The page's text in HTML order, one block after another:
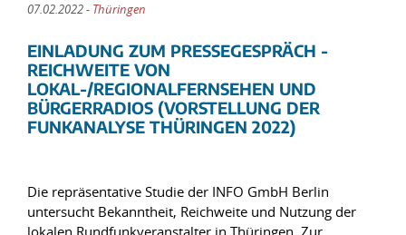
07.02.2022 - Thüringen
EINLADUNG ZUM PRESSEGESPRÄCH -
REICHWEITE VON
LOKAL-/REGIONALFERNSEHEN UND
BÜRGERRADIOS (VORSTELLUNG DER
FUNKANALYSE THÜRINGEN 2022)
Die repräsentative Studie der INFO GmbH Berlin
untersucht Bekanntheit, Reichweite und Nutzung der
lokalen Rundfunkveranstalter in Thüringen. Zur